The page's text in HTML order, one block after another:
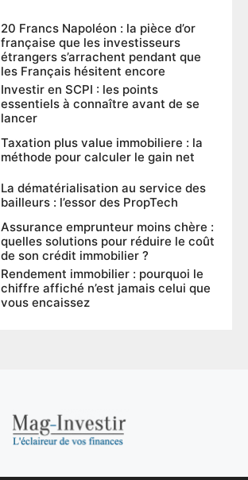
20 Francs Napoléon : la pièce d’or
française que les investisseurs
étrangers s’arrachent pendant que
les Français hésitent encore
Investir en SCPI : les points
essentiels à connaître avant de se
lancer
Taxation plus value immobiliere : la
méthode pour calculer le gain net
La dématérialisation au service des
bailleurs : l’essor des PropTech
Assurance emprunteur moins chère :
quelles solutions pour réduire le coût
de son crédit immobilier ?
Rendement immobilier : pourquoi le
chiffre affiché n’est jamais celui que
vous encaissez